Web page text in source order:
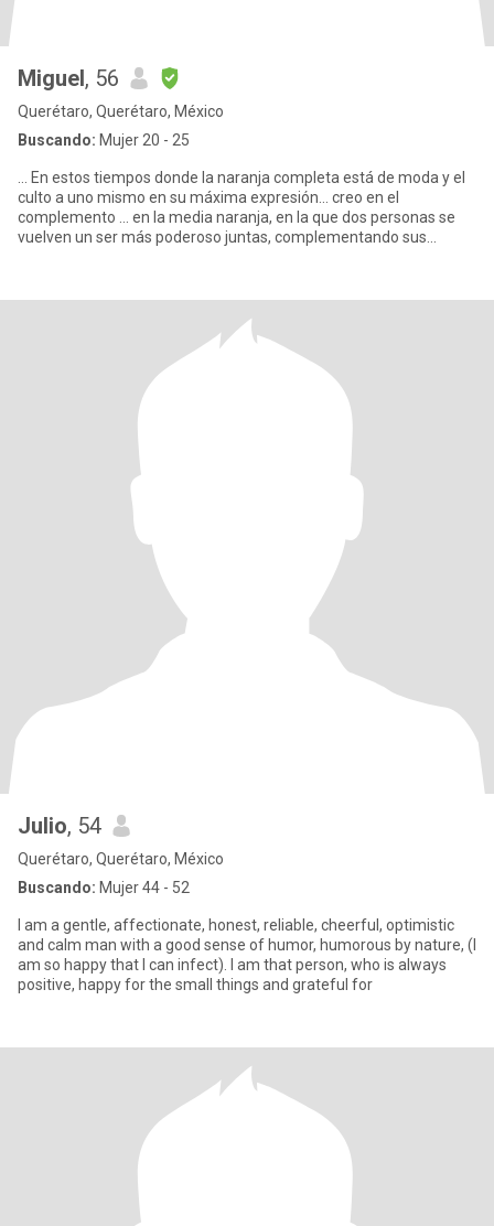
Miguel, 56
Querétaro, Querétaro, México
Buscando: Mujer 20 - 25
... En estos tiempos donde la naranja completa está de moda y el
culto a uno mismo en su máxima expresión... creo en el
complemento ... en la media naranja, en la que dos personas se
vuelven un ser más poderoso juntas, complementando sus
Julio, 54
Querétaro, Querétaro, México
Buscando: Mujer 44 - 52
I am a gentle, affectionate, honest, reliable, cheerful, optimistic
and calm man with a good sense of humor, humorous by nature, (I
am so happy that I can infect). I am that person, who is always
positive, happy for the small things and grateful for